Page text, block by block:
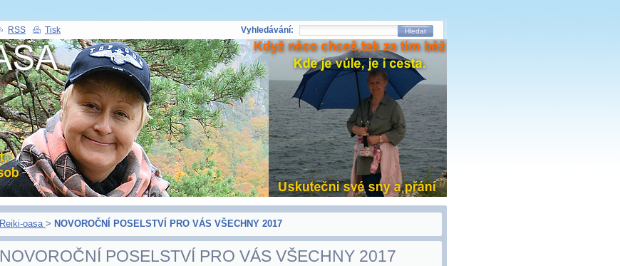
Reiki-oasa > NOVOROČNÍ POSELSTVÍ PRO VÁS VŠECHNY 2017
NOVOROČNÍ POSELSTVÍ PRO VÁS VŠECHNY 2017
RSS Tisk Vyhledávání: Hledat